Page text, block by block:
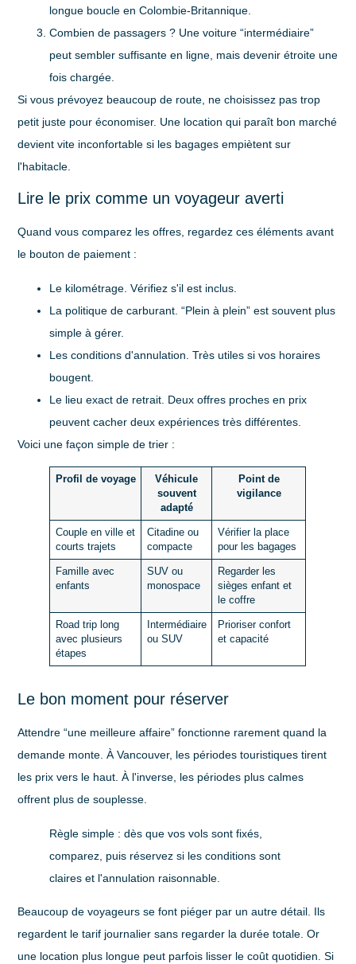
longue boucle en Colombie-Britannique.
Combien de passagers ? Une voiture “intermédiaire”
peut sembler suffisante en ligne, mais devenir étroite une
fois chargée.
Si vous prévoyez beaucoup de route, ne choisissez pas trop
petit juste pour économiser. Une location qui paraît bon marché
devient vite inconfortable si les bagages empiètent sur
l'habitacle.
Lire le prix comme un voyageur averti
Quand vous comparez les offres, regardez ces éléments avant
le bouton de paiement :
Le kilométrage . Vérifiez s'il est inclus.
La politique de carburant . “Plein à plein” est souvent plus
simple à gérer.
Les conditions d'annulation . Très utiles si vos horaires
bougent.
Le lieu exact de retrait . Deux offres proches en prix
peuvent cacher deux expériences très différentes.
Voici une façon simple de trier :
Profil de voyage
Véhicule
souvent
adapté
Point de
vigilance
Couple en ville et
courts trajets
Citadine ou
compacte
Vérifier la place
pour les bagages
Famille avec
enfants
SUV ou
monospace
Regarder les
sièges enfant et
le coffre
Road trip long
avec plusieurs
étapes
Intermédiaire
ou SUV
Prioriser confort
et capacité
Le bon moment pour réserver
Attendre “une meilleure affaire” fonctionne rarement quand la
demande monte. À Vancouver, les périodes touristiques tirent
les prix vers le haut. À l'inverse, les périodes plus calmes
offrent plus de souplesse.
Règle simple : dès que vos vols sont fixés,
comparez, puis réservez si les conditions sont
claires et l'annulation raisonnable.
Beaucoup de voyageurs se font piéger par un autre détail. Ils
regardent le tarif journalier sans regarder la durée totale. Or
une location plus longue peut parfois lisser le coût quotidien. Si